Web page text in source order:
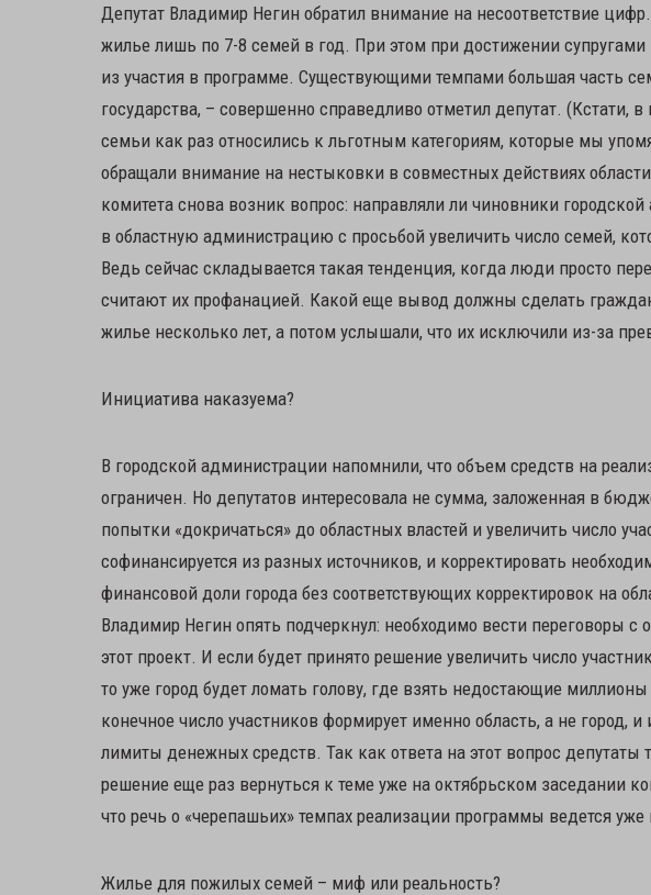
Депутат Владимир Негин обратил внимание на несоответствие
жилье лишь по 7-8 семей в год. При этом при достижении
из участия в программе. Существующими темпами большая часть
государства, – совершенно справедливо отметил депутат. (Кстати,
семьи как раз относились к льготным категориям, которые мы
обращали внимание на нестыковки в совместных действиях
комитета снова возник вопрос: направляли ли чиновники
в областную администрацию с просьбой увеличить число семей,
Ведь сейчас складывается такая тенденция, когда люди просто
считают их профанацией. Какой еще вывод должны сделать
жилье несколько лет, а потом услышали, что их исключили из-за
Инициатива наказуема?
В городской администрации напомнили, что объем средств на
ограничен. Но депутатов интересовала не сумма, заложенная в
попытки «докричаться» до областных властей и увеличить число
софинансируется из разных источников, и корректировать
финансовой доли города без соответствующих корректировок на
Владимир Негин опять подчеркнул: необходимо вести переговоры
этот проект. И если будет принято решение увеличить число
то уже город будет ломать голову, где взять недостающие
конечное число участников формирует именно область, а не город,
лимиты денежных средств. Так как ответа на этот вопрос
решение еще раз вернуться к теме уже на октябрьском заседании
что речь о «черепашьих» темпах реализации программы ведется
Жилье для пожилых семей – миф или реальность?